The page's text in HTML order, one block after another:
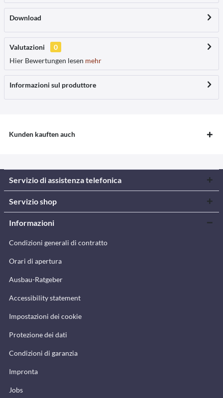
Download
Valutazioni
0
Hier Bewertungen lesen mehr
Informazioni sul produttore
Kunden kauften auch
Servizio di assistenza telefonica
Servizio shop
Informazioni
Condizioni generali di contratto
Orari di apertura
Ausbau-Ratgeber
Accessibility statement
Impostazioni dei cookie
Protezione dei dati
Condizioni di garanzia
Impronta
Jobs